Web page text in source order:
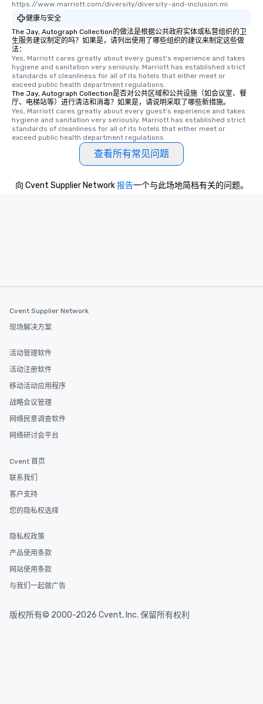
https://www.marriott.com/diversity/diversity-and-inclusion.mi
健康与安全
The Jay, Autograph Collection的做法是根据公共政府实体或私营组织的卫
生服务建议制定的吗？如果是，请列出使用了哪些组织的建议来制定这些做
法：
Yes, Marriott cares greatly about every guest's experience and takes
hygiene and sanitation very seriously. Marriott has established strict
standards of cleanliness for all of its hotels that either meet or
exceed public health department regulations.
The Jay, Autograph Collection是否对公共区域和公共设施（如会议室、餐
厅、电梯站等）进行清洁和消毒？如果是，请说明采取了哪些新措施。
Yes, Marriott cares greatly about every guest's experience and takes
hygiene and sanitation very seriously. Marriott has established strict
standards of cleanliness for all of its hotels that either meet or
exceed public health department regulations.
查看所有常见问题
向 Cvent Supplier Network报告一个与此场地简档有关的问题。
Cvent Supplier Network
现场解决方案
活动管理软件
活动注册软件
移动活动应用程序
战略会议管理
网络民意调查软件
网络研讨会平台
Cvent 首页
联系我们
客户支持
您的隐私权选择
隐私权政策
产品使用条款
网站使用条款
与我们一起做广告
版权所有© 2000-2026 Cvent, Inc. 保留所有权利